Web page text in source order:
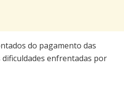
do pagamento das
dificuldades enfrentadas por